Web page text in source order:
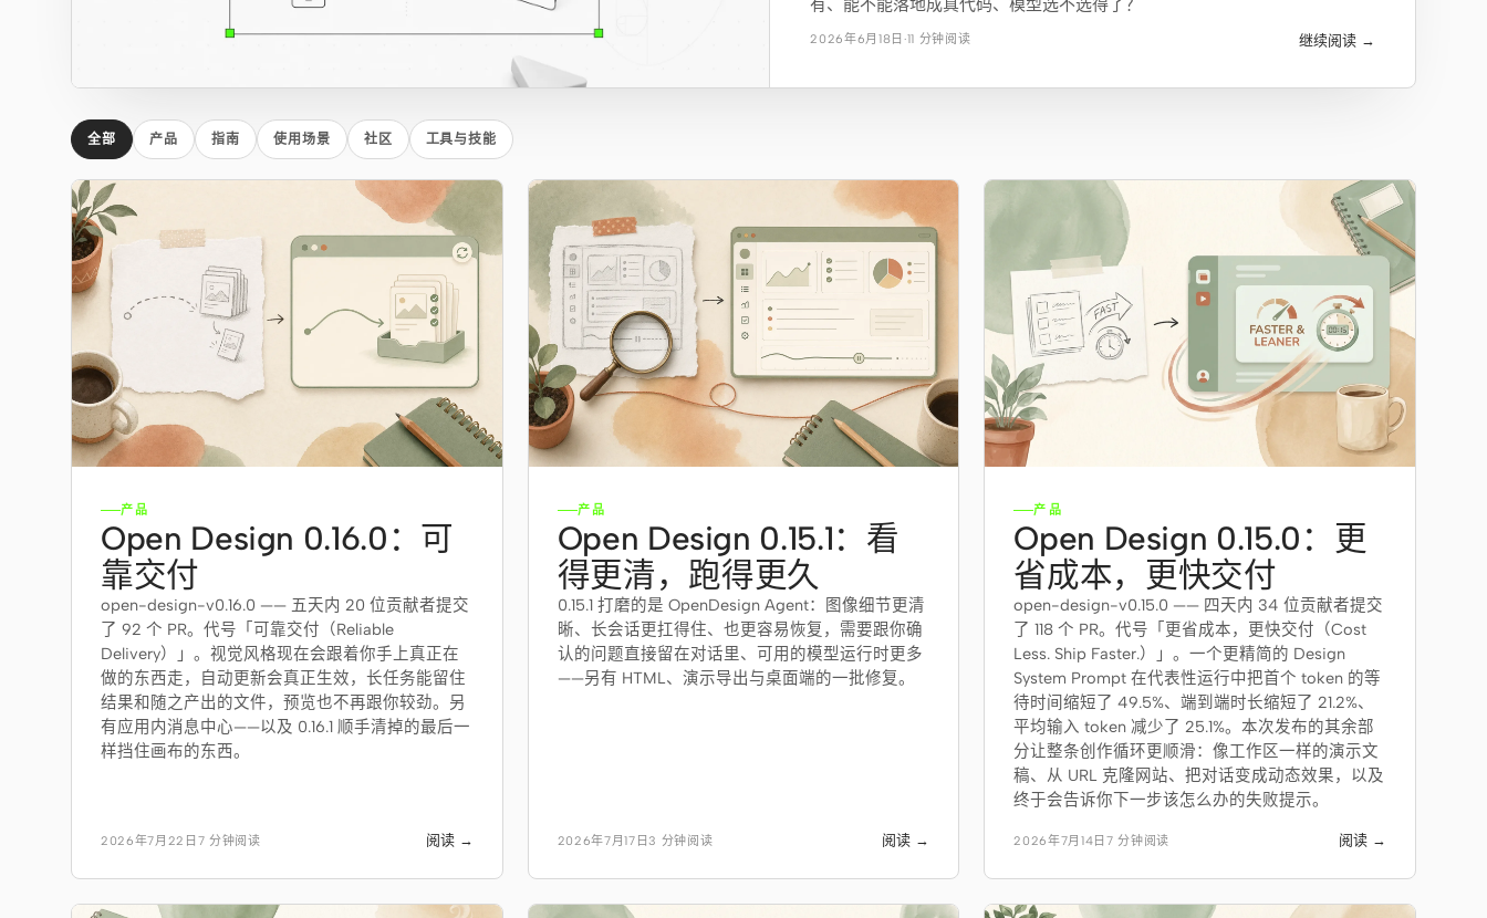
2026年6月18日 ·11 分钟阅读 继续阅读 →
全部 产品 指南 使用场景 社区 工具与技能
产品
Open Design 0.16.0：可
靠交付
open-design-v0.16.0 —— 五天内 20 位贡献者提交
了 92 个 PR。代号「可靠交付（Reliable
Delivery）」。视觉风格现在会跟着你手上真正在
做的东西走，自动更新会真正生效，长任务能留住
结果和随之产出的文件，预览也不再跟你较劲。另
有应用内消息中心——以及 0.16.1 顺手清掉的最后一
样挡住画布的东西。
2026年7月22日 7 分钟阅读 阅读 →
产品
Open Design 0.15.1：看
得更清，跑得更久
0.15.1 打磨的是 OpenDesign Agent：图像细节更清
晰、长会话更扛得住、也更容易恢复，需要跟你确
认的问题直接留在对话里、可用的模型运行时更多
——另有 HTML、演示导出与桌面端的一批修复。
2026年7月17日3 分钟阅读 阅读 →
产品
Open Design 0.15.0：更
省成本，更快交付
open-design-v0.15.0 —— 四天内 34 位贡献者提交
了 118 个 PR。代号「更省成本，更快交付（Cost
Less. Ship Faster.）」。一个更精简的 Design
System Prompt 在代表性运行中把首个 token 的等
待时间缩短了 49.5%、端到端时长缩短了 21.2%、
平均输入 token 减少了 25.1%。本次发布的其余部
分让整条创作循环更顺滑：像工作区一样的演示文
稿、从 URL 克隆网站、把对话变成动态效果，以及
终于会告诉你下一步该怎么办的失败提示。
2026年7月14日 7 分钟阅读 阅读 →